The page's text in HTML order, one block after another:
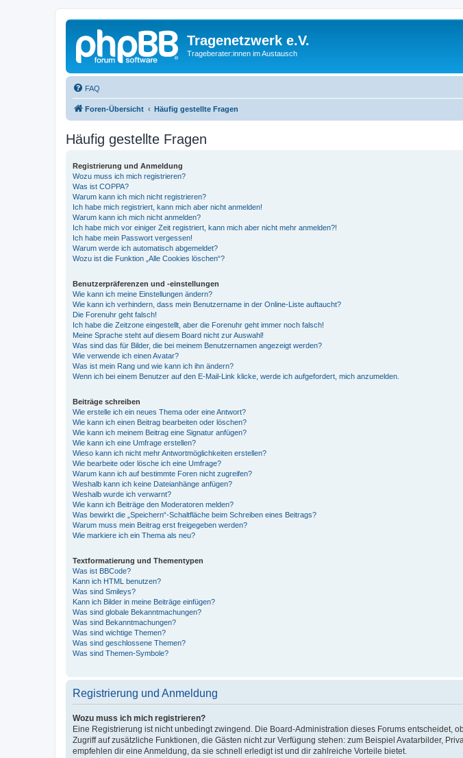
Tragenetzwerk e.V.
Trageberater:innen im Austausch
FAQ
Foren-Übersicht Häufig gestellte Fragen
Häufig gestellte Fragen
Registrierung und Anmeldung
Wozu muss ich mich registrieren?
Was ist COPPA?
Warum kann ich mich nicht registrieren?
Ich habe mich registriert, kann mich aber nicht anmelden!
Warum kann ich mich nicht anmelden?
Ich habe mich vor einiger Zeit registriert, kann mich aber nicht mehr anmelden?!
Ich habe mein Passwort vergessen!
Warum werde ich automatisch abgemeldet?
Wozu ist die Funktion „Alle Cookies löschen“?
Benutzerpräferenzen und -einstellungen
Wie kann ich meine Einstellungen ändern?
Wie kann ich verhindern, dass mein Benutzername in der Online-Liste auftaucht?
Die Forenuhr geht falsch!
Ich habe die Zeitzone eingestellt, aber die Forenuhr geht immer noch falsch!
Meine Sprache steht auf diesem Board nicht zur Auswahl!
Was sind das für Bilder, die bei meinem Benutzernamen angezeigt werden?
Wie verwende ich einen Avatar?
Was ist mein Rang und wie kann ich ihn ändern?
Wenn ich bei einem Benutzer auf den E-Mail-Link klicke, werde ich aufgefordert, mich anzumelden.
Beiträge schreiben
Wie erstelle ich ein neues Thema oder eine Antwort?
Wie kann ich einen Beitrag bearbeiten oder löschen?
Wie kann ich meinem Beitrag eine Signatur anfügen?
Wie kann ich eine Umfrage erstellen?
Wieso kann ich nicht mehr Antwortmöglichkeiten erstellen?
Wie bearbeite oder lösche ich eine Umfrage?
Warum kann ich auf bestimmte Foren nicht zugreifen?
Weshalb kann ich keine Dateianhänge anfügen?
Weshalb wurde ich verwarnt?
Wie kann ich Beiträge den Moderatoren melden?
Was bewirkt die „Speichern“-Schaltfläche beim Schreiben eines Beitrags?
Warum muss mein Beitrag erst freigegeben werden?
Wie markiere ich ein Thema als neu?
Textformatierung und Thementypen
Was ist BBCode?
Kann ich HTML benutzen?
Was sind Smileys?
Kann ich Bilder in meine Beiträge einfügen?
Was sind globale Bekanntmachungen?
Was sind Bekanntmachungen?
Was sind wichtige Themen?
Was sind geschlossene Themen?
Was sind Themen-Symbole?
Registrierung und Anmeldung
Wozu muss ich mich registrieren?
Eine Registrierung ist nicht unbedingt zwingend. Die Board-Administration dieses Forums entscheidet,
Zugriff auf zusätzliche Funktionen, die Gästen nicht zur Verfügung stehen: zum Beispiel Avatarbilder,
empfehlen dir eine Anmeldung, da sie schnell erledigt ist und dir zahlreiche Vorteile bietet.